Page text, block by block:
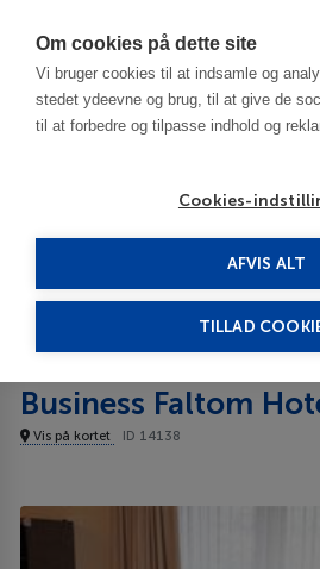
Om cookies på dette site
Vi bruger cookies til at indsamle og
stedet ydeevne og brug, til at give de
til at forbedre og tilpasse indhold og
Cookies-
AFVIS ALT
TILLAD
BEST WESTERN PLUS
Business Faltom
Vis på kortet ID 14138